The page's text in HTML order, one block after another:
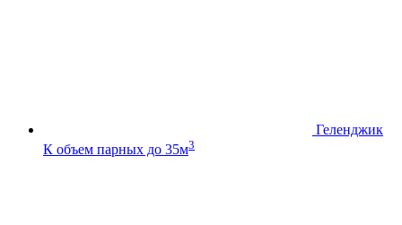
Геленджик
К объем парных до 35м3